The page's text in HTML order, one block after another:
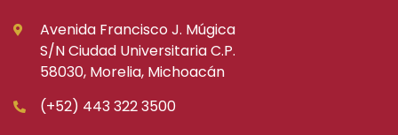
Avenida Francisco J. Múgica
S/N Ciudad Universitaria C.P.
58030, Morelia, Michoacán
(+52) 443 322 3500